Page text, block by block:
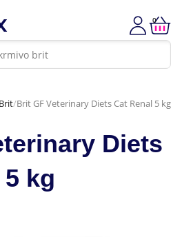
0
Brit Brit GF Veterinary Diets Cat Renal 5 kg
Diets
kg